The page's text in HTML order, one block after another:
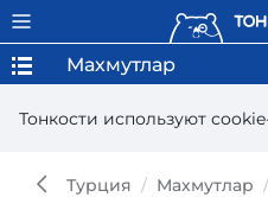
Тонкости используют
Махмутлар
Турция Махмутлар